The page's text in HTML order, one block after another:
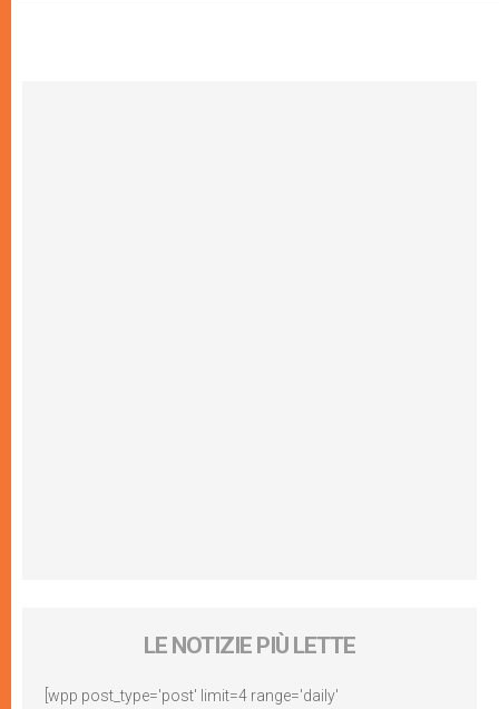
LE NOTIZIE PIÙ LETTE
[wpp post_type='post' limit=4 range='daily'